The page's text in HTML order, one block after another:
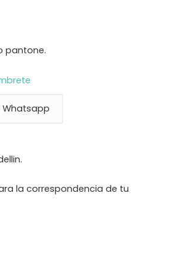
pantone.
la correspondencia de tu